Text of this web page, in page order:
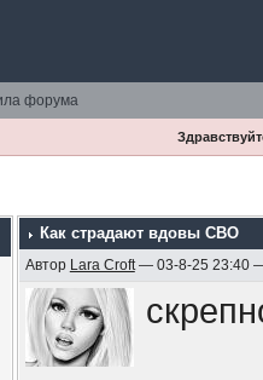
форума
Как страдают вдовы СВО
Автор Lara Croft— 03-8-25 23:40